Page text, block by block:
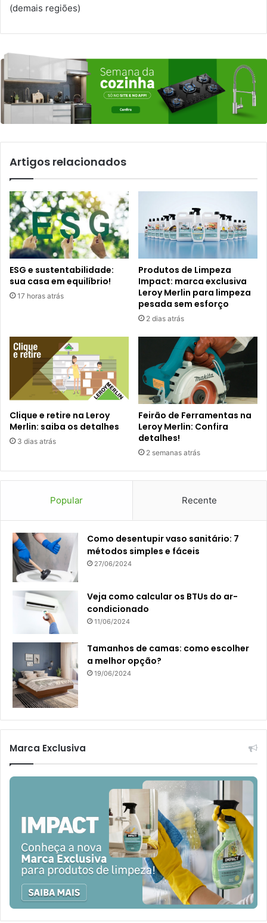
(demais regiões)
Artigos relacionados
ESG e sustentabilidade:
sua casa em equilíbrio!
17 horas atrás
Produtos de Limpeza
Impact: marca exclusiva
Leroy Merlin para limpeza
pesada sem esforço
2 dias atrás
Clique e retire na Leroy
Merlin: saiba os detalhes
3 dias atrás
Feirão de Ferramentas na
Leroy Merlin: Confira
detalhes!
2 semanas atrás
Popular Recente
Como desentupir vaso sanitário: 7
métodos simples e fáceis
27/06/2024
Veja como calcular os BTUs do ar-
condicionado
11/06/2024
Tamanhos de camas: como escolher
a melhor opção?
19/06/2024
Marca Exclusiva